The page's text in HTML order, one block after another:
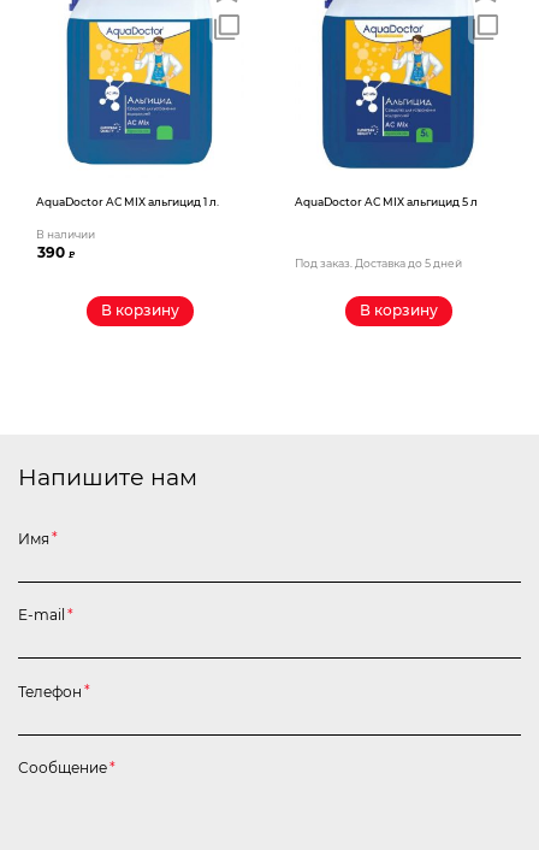
AquaDoctor AС MIX альгицид 1 л.
В наличии
390₽
В корзину
AquaDoctor AС MIX альгицид 5 л
Под заказ. Доставка до 5 дней
В корзину
Напишите нам
Имя *
E-mail *
Телефон *
Сообщение*